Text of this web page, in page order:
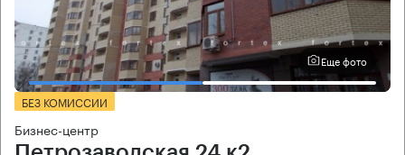
Еще фото
БЕЗ КОМИССИИ
Бизнес-центр